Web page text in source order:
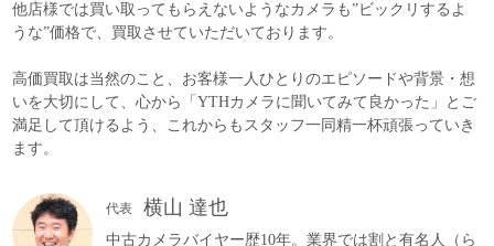
他店様では買い取ってもらえないようなカメラも”ビックリするよ
うな”価格で、買取させていただいております。
高価買取は当然のこと、お客様一人ひとりのエピソードや背景・想
いを大切にして、心から「YTHカメラに聞いてみて良かった」とご
満足して頂けるよう、これからもスタッフ一同精一杯頑張っていき
ます。
代表 横山 達也
中古カメラバイヤー歴10年。業界では割と有名人（ら